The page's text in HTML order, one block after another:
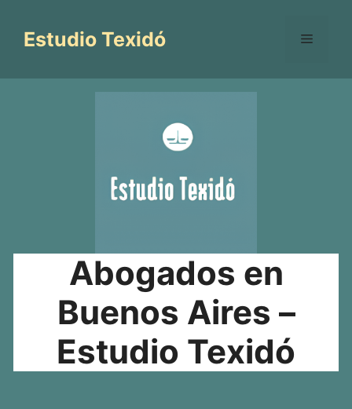
contenido
Estudio Texidó Menú
Abogados en
Buenos Aires –
Estudio Texidó